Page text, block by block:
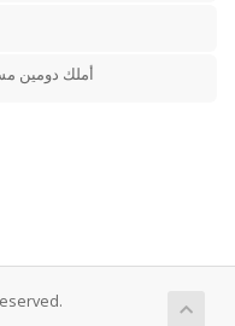
أملك دومين